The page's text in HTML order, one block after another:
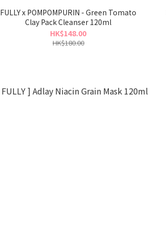
FULLY x POMPOMPURIN - Green Tomato
Clay Pack Cleanser 120ml
HK$148.00
HK$180.00